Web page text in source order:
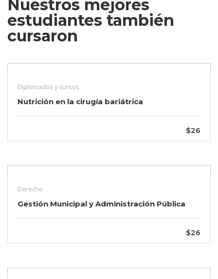
Nuestros mejores
estudiantes también
cursaron
Diplomados y cursos
Nutrición en la cirugía bariátrica
$26
Derecho
Gestión Municipal y Administración Pública
$26